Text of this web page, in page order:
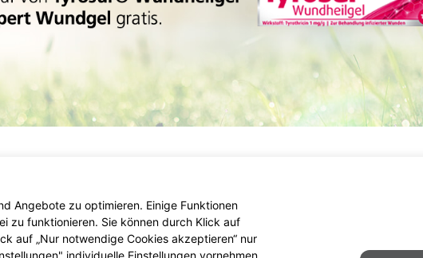
Angebote zu optimieren. Einige Funktionen
zu funktionieren. Sie können durch Klick auf
auf „Nur notwendige Cookies akzeptieren“ nur
individuelle Einstellungen vornehmen.